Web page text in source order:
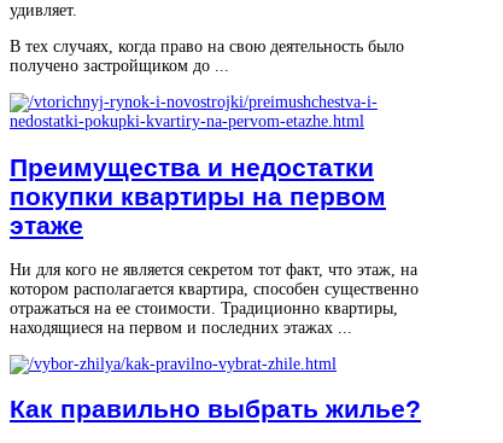
удивляет.
В тех случаях, когда право на свою деятельность было
получено застройщиком до ...
Преимущества и недостатки
покупки квартиры на первом
этаже
Ни для кого не является секретом тот факт, что этаж, на
котором располагается квартира, способен существенно
отражаться на ее стоимости. Традиционно квартиры,
находящиеся на первом и последних этажах ...
Как правильно выбрать жилье?